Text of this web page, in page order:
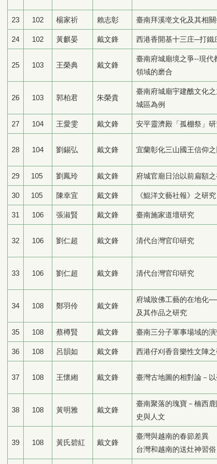
23 102 楊家祈 賴志彰 臺南拜溪墘文化及其相
24 102 黃麒晏 戴文鋒 西港香開基十三庄─打鐵
25 103 王榮典 戴文鋒
臺南府城廟境之爭--現代
領域的磨合
26 103 郭柏君 朱榮貴
臺南府城廟宇建醮文化
城區為例
27 104 王愛雯 戴文鋒 安平靈濟殿「孤棚祭」
28 104 劉錫弘 戴文鋒 宜蘭彰化三山國王信仰
29 105 劉鳳玲 戴文鋒 府城官廟日治以前扁額
30 105 陳幸宜 戴文鋒 《鯤洋文藝社報》之研究
31 106 張淑賢 戴文鋒 臺南施家道壇研究
32 106 劉仁超 戴文鋒 清代台灣官印研究
33 106 劉仁超 戴文鋒 清代台灣官印研究
34 108 鄭羽伶 戴文鋒
府城妝佛工藝的在地化
及其作品之研究
35 108 蔡樽賢 戴文鋒 臺南三分子軍事場域的
36 108 呂韻如 戴文鋒 西港仔刈香音樂性文陣
37 108 王懷緗 戴文鋒 臺灣古地圖的相對論－
38 108 黃明雅 戴文鋒
臺南聚落的瑰寶－楠西
史與人文
39 108 黃氏碧紅 戴文鋒
臺灣與越南的春節差異
台灣和越南的送灶神習俗